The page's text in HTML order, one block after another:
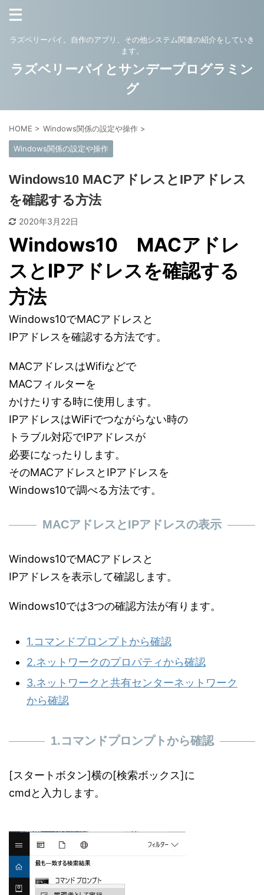
ラズベリーパイ。自作のアプリ、その他システム関連の紹介をしていき
ます。
ラズベリーパイとサンデープログラミン
グ
HOME > Windows関係の設定や操作 >
Windows関係の設定や操作
Windows10 MACアドレスとIPアドレス
を確認する方法
2020年3月22日
Windows10 MACアドレ
スとIPアドレスを確認する
方法
Windows10でMACアドレスと
IPアドレスを確認する方法です。
MACアドレスはWifiなどで
MACフィルターを
かけたりする時に使用します。
IPアドレスはWiFiでつながらない時の
トラブル対応でIPアドレスが
必要になったりします。
そのMACアドレスとIPアドレスを
Windows10で調べる方法です。
MACアドレスとIPアドレスの表示
Windows10でMACアドレスと
IPアドレスを表示して確認します。
Windows10では3つの確認方法が有ります。
1.コマンドプロンプトから確認
2.ネットワークのプロパティから確認
3.ネットワークと共有センターネットワーク
から確認
1.コマンドプロンプトから確認
[スタートボタン]横の[検索ボックス]に
cmdと入力します。